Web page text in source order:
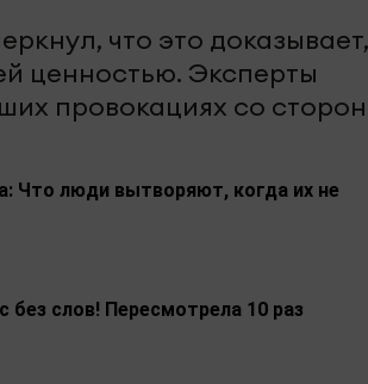
что это
ценностью. Эксперты
провокациях со
Что люди вытворяют, когда их не
слов! Пересмотрела 10 раз